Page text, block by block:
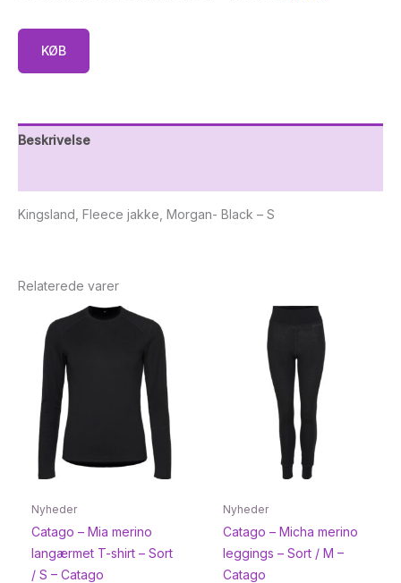
KØB
Beskrivelse
Kingsland, Fleece jakke, Morgan- Black – S
Relaterede varer
Nyheder
Catago – Mia merino
langærmet T-shirt – Sort
/ S – Catago
Nyheder
Catago – Micha merino
leggings – Sort / M –
Catago